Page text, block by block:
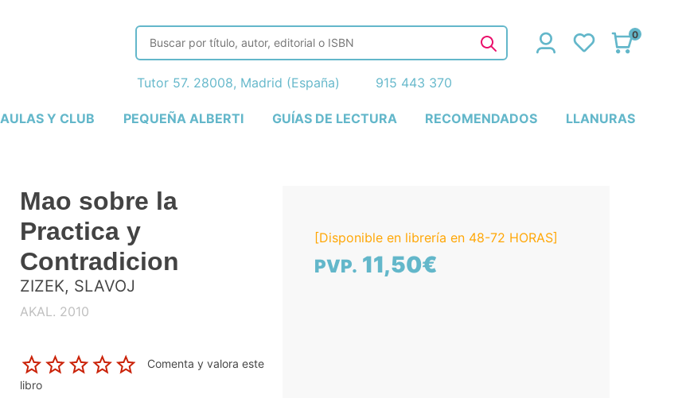
AULAS Y CLUB PEQUEÑA ALBERTI GUÍAS DE LECTURA RECOMENDADOS LLANURAS
0
Tutor 57. 28008, Madrid (España) 915 443 370
Mao sobre la
Practica y
Contradicion
ZIZEK, SLAVOJ
AKAL. 2010
Comenta y valora este
libro
[Disponible en librería en 48-72 HORAS]
PVP. 11,50€